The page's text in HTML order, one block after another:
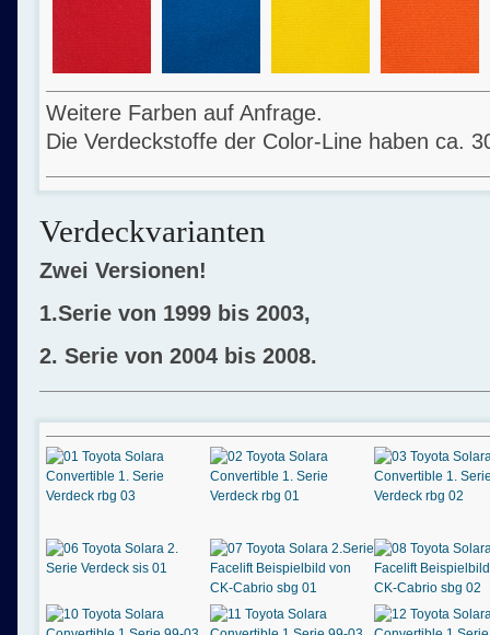
Weitere Farben auf Anfrage.
Die Verdeckstoffe der Color-Line haben ca.
Verdeckvarianten
Zwei Versionen!
1.Serie von 1999 bis 2003,
2. Serie von 2004 bis 2008.